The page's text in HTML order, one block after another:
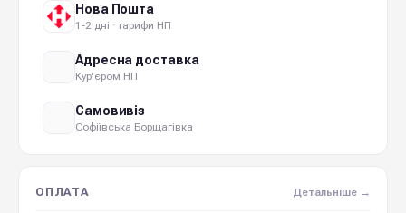
Нова Пошта
1-2 дні · тарифи НП
Адресна доставка
Кур'єром НП
Самовивіз
Софіївська Борщагівка
ОПЛАТА Детальніше →